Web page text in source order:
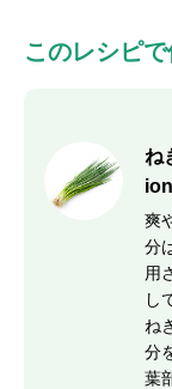
このレシピ
ね
ion
爽
分
用
し
ね
分
葉